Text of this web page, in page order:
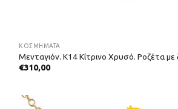
ΚΟΣΜΗΜΑΤΑ
Μενταγιόν. Κ14 Κίτρινο Χρυσό. Ροζέτα με
€310,00